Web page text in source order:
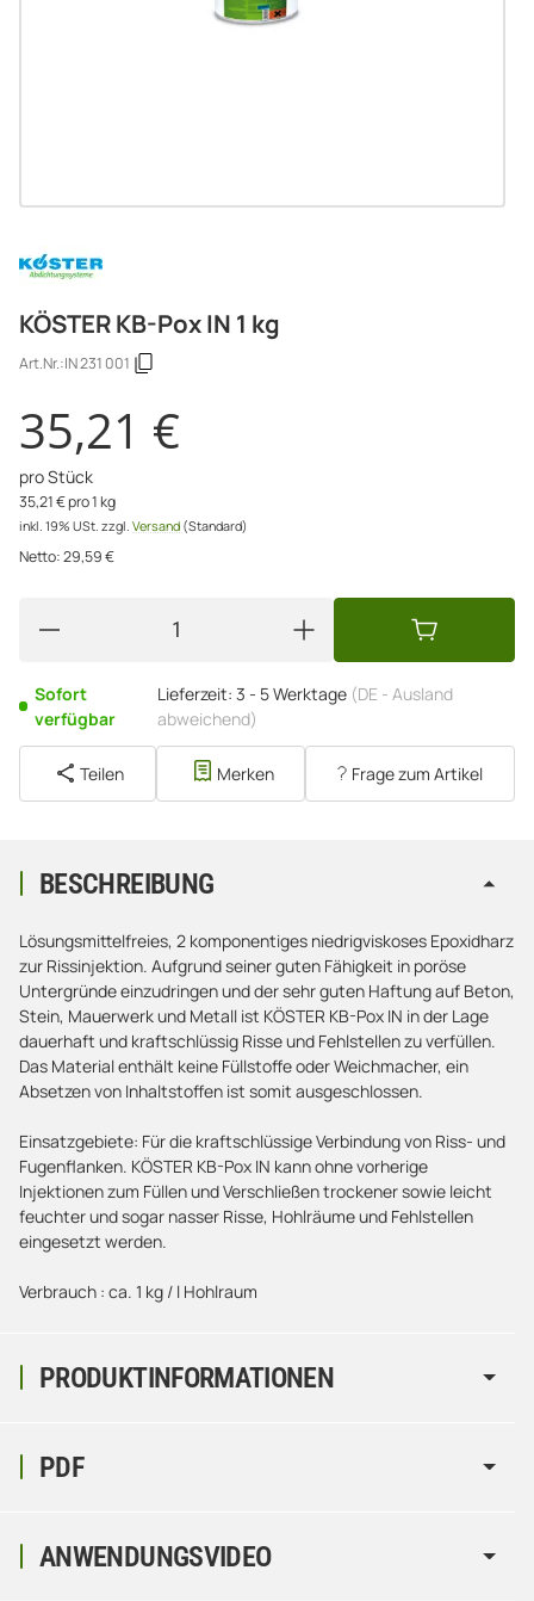
KÖSTER KB-Pox IN 1 kg
Art.Nr.:IN 231 001
35,21 €
pro Stück
35,21 € pro 1 kg
inkl. 19% USt. zzgl. Versand (Standard)
Netto:29,59€
Sofort
verfügbar
Lieferzeit: 3 - 5 Werktage (DE - Ausland
abweichend)
Teilen Merken Frage zum Artikel
PRODUKTINFORMATIONEN
BESCHREIBUNG
Lösungsmittelfreies, 2 komponentiges niedrigviskoses Epoxidharz
zur Rissinjektion. Aufgrund seiner guten Fähigkeit in poröse
Untergründe einzudringen und der sehr guten Haftung auf Beton,
Stein, Mauerwerk und Metall ist KÖSTER KB-Pox IN in der Lage
dauerhaft und kraftschlüssig Risse und Fehlstellen zu verfüllen.
Das Material enthält keine Füllstoffe oder Weichmacher, ein
Absetzen von Inhaltstoffen ist somit ausgeschlossen.
Einsatzgebiete: Für die kraftschlüssige Verbindung von Riss- und
Fugenflanken. KÖSTER KB-Pox IN kann ohne vorherige
Injektionen zum Füllen und Verschließen trockener sowie leicht
feuchter und sogar nasser Risse, Hohlräume und Fehlstellen
eingesetzt werden.
Verbrauch : ca. 1 kg / l Hohlraum
PDF
ANWENDUNGSVIDEO